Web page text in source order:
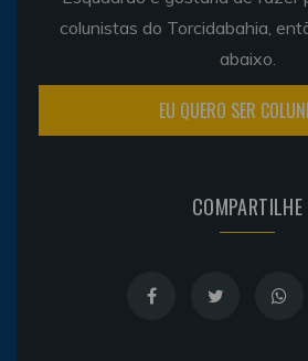
colunistas do Torcidabahia,
abaixo.
EU QUERO SER
COMPARTILHE